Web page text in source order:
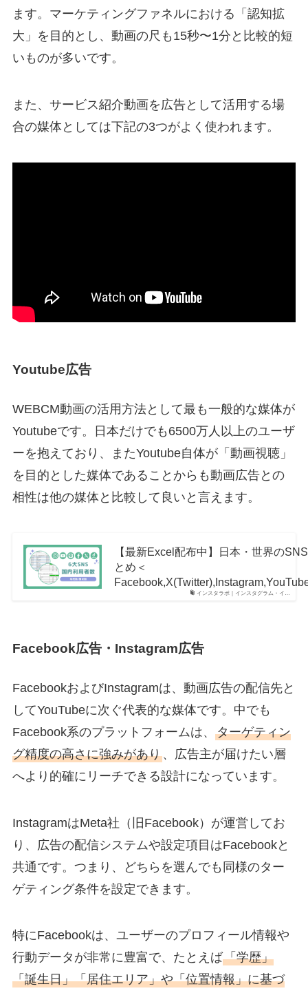
ます。マーケティングファネルにおける「認知拡
大」を目的とし、動画の尺も15秒〜1分と比較的短
いものが多いです。
また、サービス紹介動画を広告として活用する場
合の媒体としては下記の3つがよく使われます。
Youtube広告
WEBCM動画の活用方法として最も一般的な媒体が
Youtubeです。日本だけでも6500万人以上のユーザ
ーを抱えており、またYoutube自体が「動画視聴」
を目的とした媒体であることからも動画広告との
相性は他の媒体と比較して良いと言えます。
インスタラボ｜インスタグラム・イ…
【最新Excel配布中】日本・世界の
とめ＜
Facebook広告・Instagram広告
FacebookおよびInstagramは、動画広告の配信先と
してYouTubeに次ぐ代表的な媒体です。中でも
Facebook系のプラットフォームは、 ターゲティン
グ精度の高さに強みがあり、広告主が届けたい層
へより的確にリーチできる設計になっています。
InstagramはMeta社（旧Facebook）が運営してお
り、
広告の配信システムや設定項目はFacebookと
共通です。つまり、どちらを選んでも同様のター
ゲティング条件を設定できます。
特にFacebookは、ユーザーのプロフィール情報や
行動データが非常に豊富で、たとえば「学歴」
「誕生日」「居住エリア」や「位置情報」に基づ